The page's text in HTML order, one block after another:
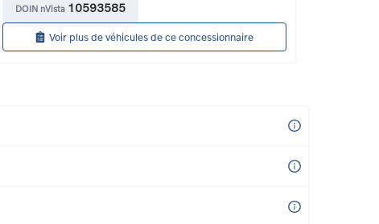
DOIN nVista 10593585
Voir plus de véhicules de ce concessionnaire